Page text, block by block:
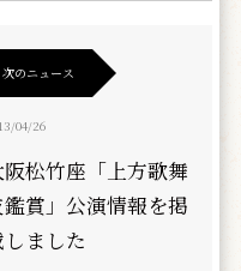
次のニュース
04/26
阪松竹座「上方歌舞
賞」公演情報を掲
ました